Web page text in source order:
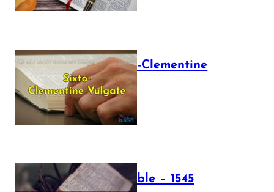
The Sixto-Clementine
Vulgate
July 12, 2025
Luther Bible – 1545